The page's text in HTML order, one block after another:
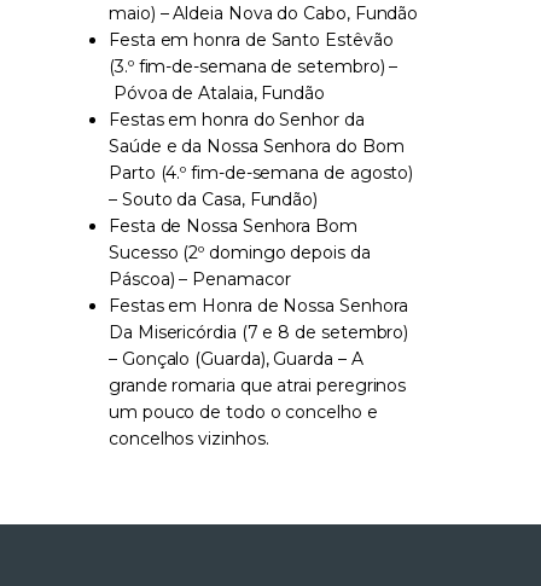
maio) – Aldeia Nova do Cabo, Fundão
Festa em honra de Santo Estêvão
(3.º fim-de-semana de setembro) –
Póvoa de Atalaia, Fundão
Festas em honra do Senhor da
Saúde e da Nossa Senhora do Bom
Parto (4.º fim-de-semana de agosto)
– Souto da Casa, Fundão)
Festa de Nossa Senhora Bom
Sucesso (2º domingo depois da
Páscoa) – Penamacor
Festas em Honra de Nossa Senhora
Da Misericórdia (7 e 8 de setembro)
– Gonçalo (Guarda), Guarda – A
grande romaria que atrai peregrinos
um pouco de todo o concelho e
concelhos vizinhos.